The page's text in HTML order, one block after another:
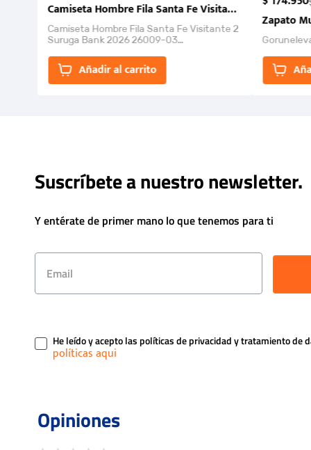
Camiseta Hombre Fila Santa Fe Visitante 2 Suruga
Camiseta Hombre Fila Santa Fe Visitante 2
Suruga Bank 2026 26009-03
la Et...
Añadir al carrito
Zapato
Suscríbete a nuestro newsletter.
Y entérate de primer mano lo que tenemos para ti
He leído y acepto las políticas de privacidad y tratamiento de